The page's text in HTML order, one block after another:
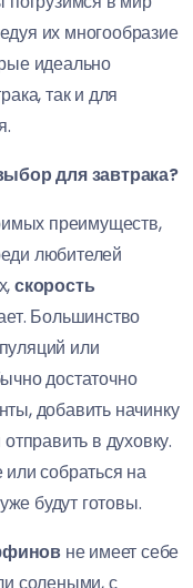
их многообразие
идеально
так и для
для завтрака?
преимуществ,
любителей
скорость
Большинство
или
достаточно
добавить начинку
в духовку.
собраться на
будут готовы.
не имеет себе